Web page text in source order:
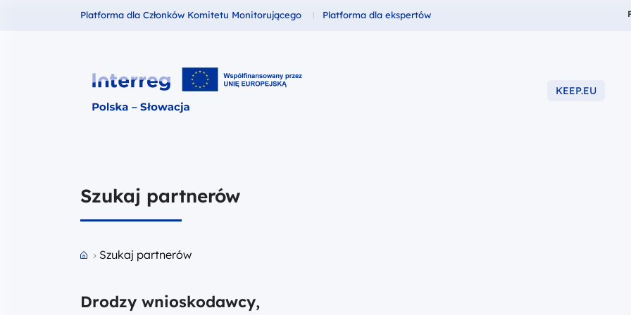
Fundusze dla
Platforma dla Członków Komitetu Monitorującego Fundusze dla
Platforma dla ekspertów
Interreg Polska – Słowacja 2021-2027 KEEP.EU
Szukaj partnerów
Przejdź do strony głównej portalu
Szukaj partnerów
Drodzy wnioskodawcy,